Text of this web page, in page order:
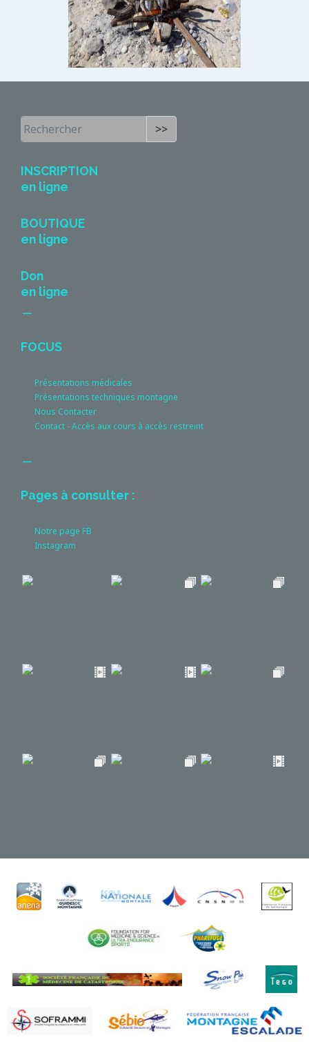
>>
INSCRIPTION
en ligne
BOUTIQUE
en ligne
Don
en ligne
FOCUS
Présentations médicales
Présentations techniques montagne
Nous Contacter
Contact - Accès aux cours à accès restreint
Pages à consulter :
Notre page FB
Instagram